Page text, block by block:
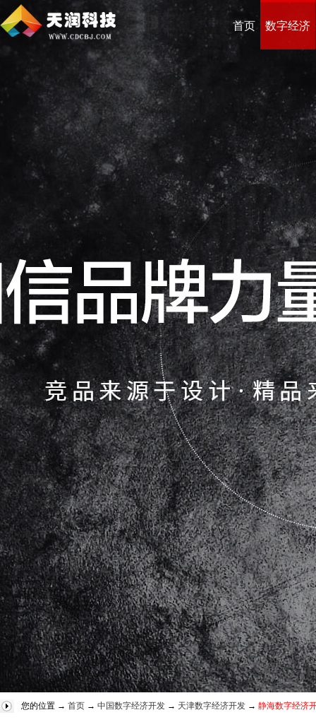
首页 数字经济
您的位置 → 首页 → 中国数字经济开发 → 天津数字经济开发 → 静海数字经济